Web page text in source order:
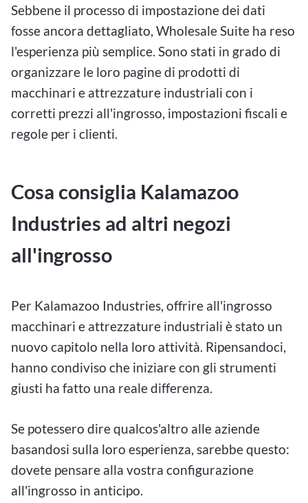
Sebbene il processo di impostazione dei dati
fosse ancora dettagliato, Wholesale Suite ha reso
l'esperienza più semplice. Sono stati in grado di
organizzare le loro pagine di prodotti di
macchinari e attrezzature industriali con i
corretti prezzi all'ingrosso, impostazioni fiscali e
regole per i clienti.
Cosa consiglia Kalamazoo
Industries ad altri negozi
all'ingrosso
Per Kalamazoo Industries, offrire all'ingrosso
macchinari e attrezzature industriali è stato un
nuovo capitolo nella loro attività. Ripensandoci,
hanno condiviso che iniziare con gli strumenti
giusti ha fatto una reale differenza.
Se potessero dire qualcos'altro alle aziende
basandosi sulla loro esperienza, sarebbe questo:
dovete pensare alla vostra configurazione
all'ingrosso in anticipo.